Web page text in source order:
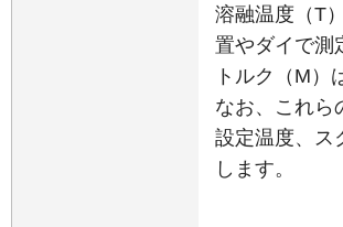
溶融温度（T
置やダイで測
トルク（M
なお、これら
設定温度、ス
します。